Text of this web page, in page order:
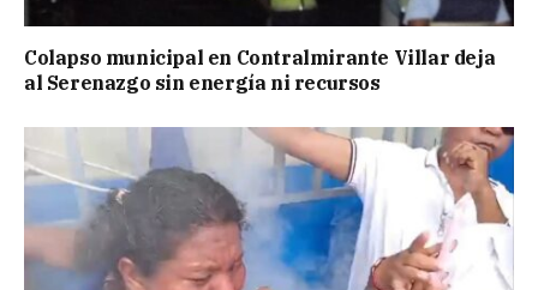
Colapso municipal en Contralmirante Villar deja
al Serenazgo sin energía ni recursos